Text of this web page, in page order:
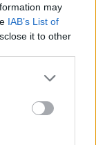
may
IAB’s List of
it to other